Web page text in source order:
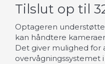
Tilslut op til
Optageren
kan håndtere
Det giver mulighed for
overvågningssystemet